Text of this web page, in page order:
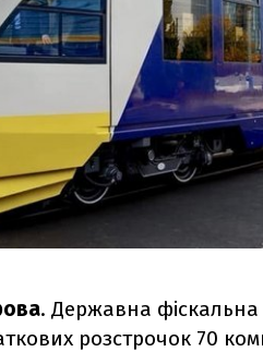
. Державна фіскальна
розстрочок 70